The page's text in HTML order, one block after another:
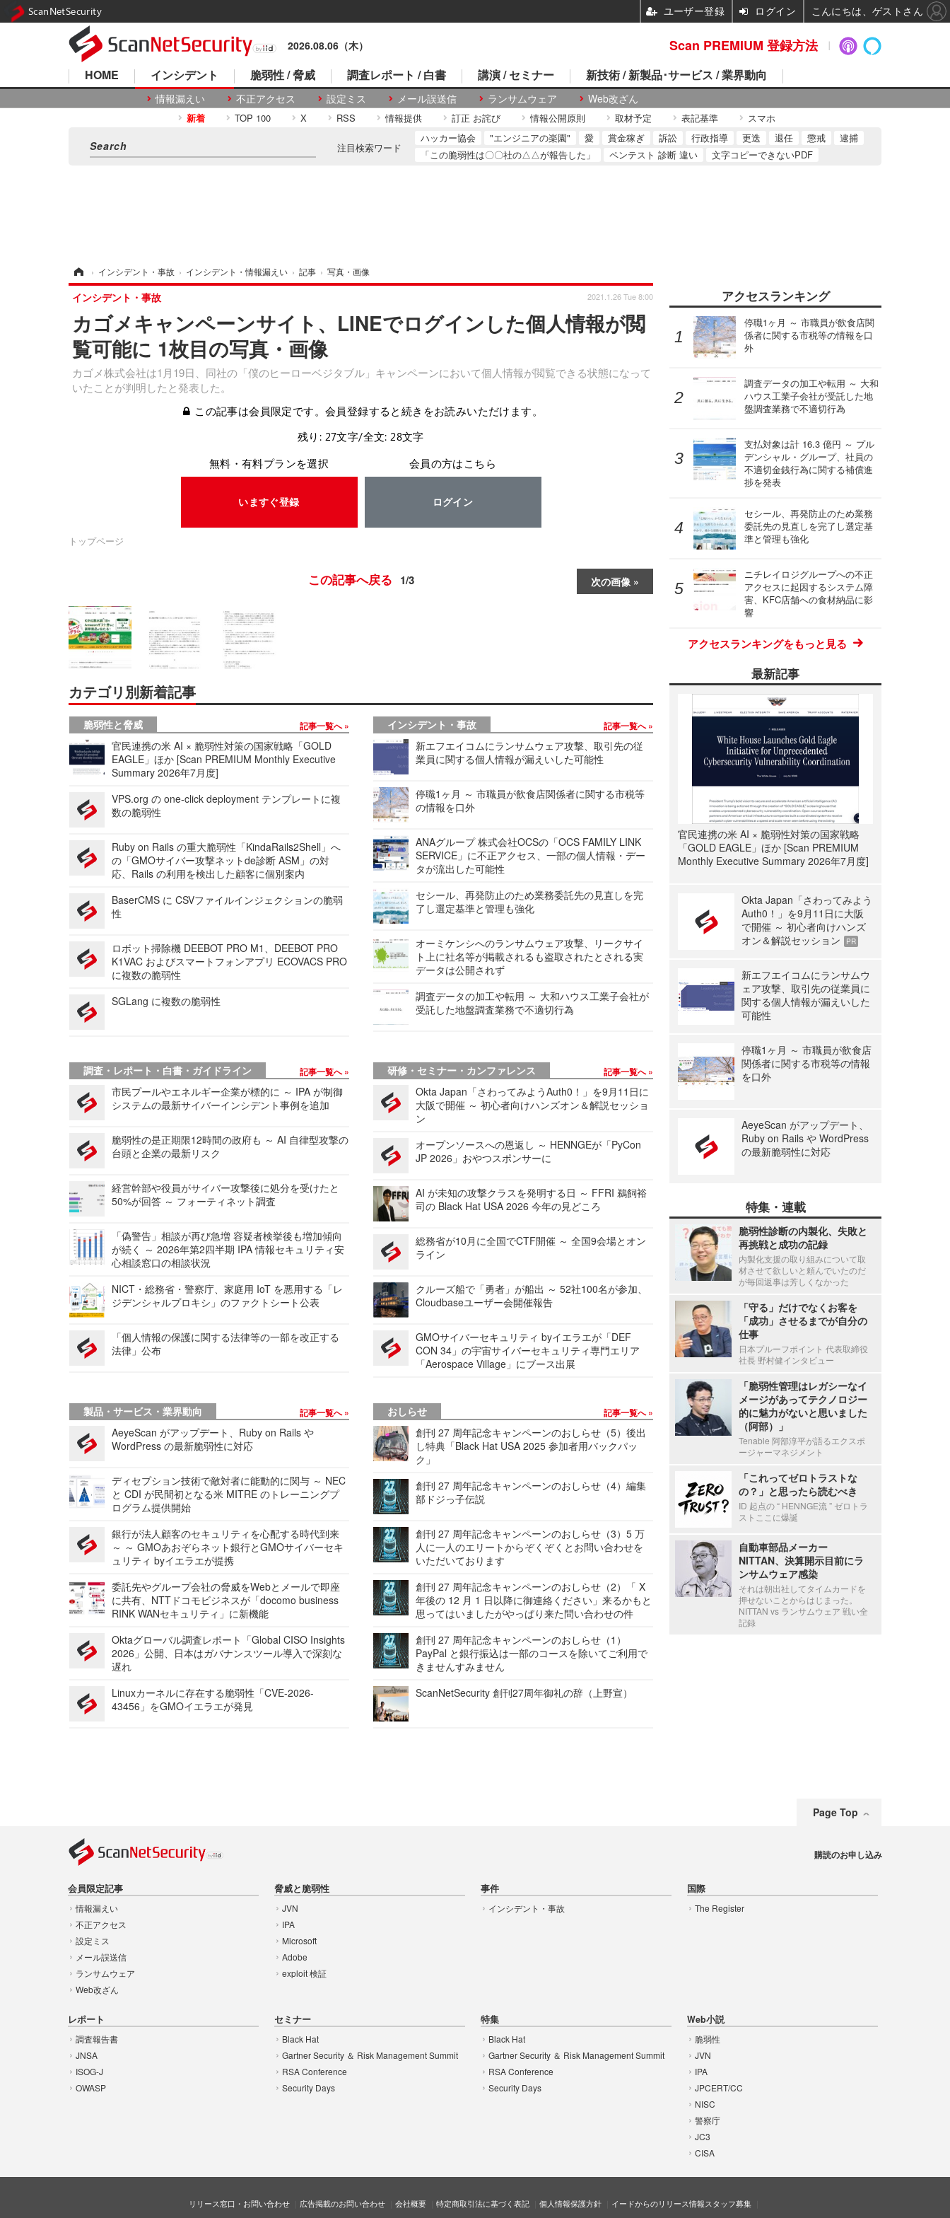
2026.08.06（木）
HOME インシデント
情報漏えい 不正アクセス 設定ミス メール誤送信 ランサムウェア Web改ざん
脆弱性 / 脅威 調査レポート / 白書 講演 / セミナー 新技術 / 新製品･サービス / 業界動向
新着 TOP 100 X RSS 情報提供 訂正 お詫び 情報公開原則 取材予定 表記基準 スマホ
注目検索ワード
ハッカー協会 "エンジニアの楽園" 愛 賞金稼ぎ 訴訟 行政指導 更迭 退任 懲戒
逮捕
「この脆弱性は〇〇社の△△が報告した」
ペンテスト 診断 違い 文字コピーできないPDF
› インシデント・事故 › インシデント・情報漏えい › 記事 › 写真・画像
カゴメキャンペーンサイト、LINEでログインした個人情報が閲
覧可能に 1枚目の写真・画像
カゴメ株式会社は1月19日、同社の「僕のヒーローベジタブル」キャンペーンにおいて個人情報が閲覧できる状態になって
いたことが判明したと発表した。
インシデント・事故 2021.1.26 Tue 8:00
この記事は会員限定です。会員登録すると続きをお読みいただけます。
残り: 27文字/全文: 28文字
無料・有料プランを選択
いますぐ登録
会員の方はこちら
ログイン
トップページ
次の画像
この記事へ戻る 1/3
カテゴリ別新着記事
脆弱性と脅威 記事一覧へ
官民連携の米 AI × 脆弱性対策の国家戦略「GOLD
EAGLE」ほか [Scan PREMIUM Monthly Executive
Summary 2026年7月度]
VPS.org の one-click deployment テンプレートに複
数の脆弱性
Ruby on Rails の重大脆弱性「KindaRails2Shell」へ
の「GMOサイバー攻撃ネットde診断 ASM」の対
応、Rails の利用を検出した顧客に個別案内
BaserCMS に CSVファイルインジェクションの脆弱
性
ロボット掃除機 DEEBOT PRO M1、DEEBOT PRO
K1VAC およびスマートフォンアプリ ECOVACS PRO
に複数の脆弱性
SGLang に複数の脆弱性
インシデント・事故 記事一覧へ
新エフエイコムにランサムウェア攻撃、取引先の従
業員に関する個人情報が漏えいした可能性
停職1ヶ月 ～ 市職員が飲食店関係者に関する市税等
の情報を口外
ANAグループ 株式会社OCSの「OCS FAMILY LINK
SERVICE」に不正アクセス、一部の個人情報・デー
タが流出した可能性
セシール、再発防止のため業務委託先の見直しを完
了し選定基準と管理も強化
オーミケンシへのランサムウェア攻撃、リークサイ
ト上に社名等が掲載されるも盗取されたとされる実
データは公開されず
調査データの加工や転用 ～ 大和ハウス工業子会社が
受託した地盤調査業務で不適切行為
調査・レポート・白書・ガイドライン 記事一覧へ
市民プールやエネルギー企業が標的に ～ IPA が制御
システムの最新サイバーインシデント事例を追加
脆弱性の是正期限12時間の政府も ～ AI 自律型攻撃の
台頭と企業の最新リスク
経営幹部や役員がサイバー攻撃後に処分を受けたと
50%が回答 ～ フォーティネット調査
「偽警告」相談が再び急増 容疑者検挙後も増加傾向
が続く ～ 2026年第2四半期 IPA 情報セキュリティ安
心相談窓口の相談状況
NICT・総務省・警察庁、家庭用 IoT を悪用する「レ
ジデンシャルプロキシ」のファクトシート公表
「個人情報の保護に関する法律等の一部を改正する
法律」公布
研修・セミナー・カンファレンス 記事一覧へ
Okta Japan「さわってみようAuth0！」を9月11日に
大阪で開催 ～ 初心者向けハンズオン＆解説セッショ
ン
オープンソースへの恩返し ～ HENNGEが「PyCon
JP 2026」おやつスポンサーに
AI が未知の攻撃クラスを発明する日 ～ FFRI 鵜飼裕
司の Black Hat USA 2026 今年の見どころ
総務省が10月に全国でCTF開催 ～ 全国9会場とオン
ライン
クルーズ船で「勇者」が船出 ～ 52社100名が参加、
Cloudbaseユーザー会開催報告
GMOサイバーセキュリティ byイエラエが「DEF
CON 34」の宇宙サイバーセキュリティ専門エリア
「Aerospace Village」にブース出展
製品・サービス・業界動向 記事一覧へ
AeyeScan がアップデート、Ruby on Rails や
WordPress の最新脆弱性に対応
ディセプション技術で敵対者に能動的に関与 ～ NEC
と CDI が民間初となる米 MITRE のトレーニングプ
ログラム提供開始
銀行が法人顧客のセキュリティを心配する時代到来
～ ～ GMOあおぞらネット銀行とGMOサイバーセキ
ュリティ byイエラエが提携
委託先やグループ会社の脅威をWebとメールで即座
に共有、NTTドコモビジネスが「docomo business
RINK WANセキュリティ」に新機能
Oktaグローバル調査レポート「Global CISO Insights
2026」公開、日本はガバナンスツール導入で深刻な
遅れ
Linuxカーネルに存在する脆弱性「CVE-2026-
43456」をGMOイエラエが発見
おしらせ 記事一覧へ
創刊 27 周年記念キャンペーンのおしらせ（5）後出
し特典「Black Hat USA 2025 参加者用バックパッ
ク」
創刊 27 周年記念キャンペーンのおしらせ（4）編集
部ドジっ子伝説
創刊 27 周年記念キャンペーンのおしらせ（3）5 万
人に一人のエリートからぞくぞくとお問い合わせを
いただいております
創刊 27 周年記念キャンペーンのおしらせ（2）「 X
年後の 12 月 1 日以降に御連絡ください」来るかもと
思ってはいましたがやっぱり来た問い合わせの件
創刊 27 周年記念キャンペーンのおしらせ（1）
PayPal と銀行振込は一部のコースを除いてご利用で
きませんすみません
ScanNetSecurity 創刊27周年御礼の辞（上野宣）
アクセスランキング
停職1ヶ月 ～ 市職員が飲食店関
係者に関する市税等の情報を口
外
調査データの加工や転用 ～ 大和
ハウス工業子会社が受託した地
盤調査業務で不適切行為
支払対象は計 16.3 億円 ～ プル
デンシャル・グループ、社員の
不適切金銭行為に関する補償進
捗を発表
セシール、再発防止のため業務
委託先の見直しを完了し選定基
準と管理も強化
ニチレイロジグループへの不正
アクセスに起因するシステム障
害、KFC店舗への食材納品に影
響
アクセスランキングをもっと見る
最新記事
官民連携の米 AI × 脆弱性対策の国家戦略
「GOLD EAGLE」ほか [Scan PREMIUM
Monthly Executive Summary 2026年7月度]
Okta Japan「さわってみよう
Auth0！」を9月11日に大阪
で開催 ～ 初心者向けハンズ
オン＆解説セッション
PR
新エフエイコムにランサムウ
ェア攻撃、取引先の従業員に
関する個人情報が漏えいした
可能性
停職1ヶ月 ～ 市職員が飲食店
関係者に関する市税等の情報
を口外
AeyeScan がアップデート、
Ruby on Rails や WordPress
の最新脆弱性に対応
特集・連載
脆弱性診断の内製化、失敗と
再挑戦と成功の記録
内製化支援の取り組みについて取
材させて欲しいと頼んでいたのだ
が毎回返事は芳しくなかった
「守る」だけでなくお客を
「成功」させるまでが自分の
仕事
日本プルーフポイント 代表取締役
社長 野村健インタビュー
「脆弱性管理はレガシーなイ
メージがあってテクノロジー
的に魅力がないと思いました
（阿部）」
Tenable 阿部淳平が語るエクスポ
ージャーマネジメント
「これってゼロトラストな
の？」と思ったら読むべき
ID 起点の “ HENNGE流 ” ゼロトラ
ストここに爆誕
自動車部品メーカー
NITTAN、決算開示目前にラ
ンサムウェア感染
それは朝出社してタイムカードを
押せないことからはじまった。
NITTAN vs ランサムウェア 戦い全
記録
Page Top
会員限定記事
情報漏えい
不正アクセス
設定ミス
メール誤送信
ランサムウェア
Web改ざん
脅威と脆弱性
JVN
IPA
Microsoft
Adobe
exploit 検証
事件
インシデント・事故
国際
The Register
レポート
調査報告書
JNSA
ISOG-J
OWASP
セミナー
Black Hat
Gartner Security ＆ Risk Management Summit
RSA Conference
Security Days
特集
Black Hat
Gartner Security ＆ Risk Management Summit
RSA Conference
Security Days
Web小説
脆弱性
JVN
IPA
JPCERT/CC
NISC
警察庁
JC3
CISA
購読のお申し込み
リリース窓口・お問い合わせ 広告掲載のお問い合わせ 会社概要 特定商取引法に基づく表記 個人情報保護方針 イードからのリリース情報スタッフ募集
Scan PREMIUM 登録方法
ScanNetSecurity ユーザー登録 ログイン こんにちは、ゲストさん